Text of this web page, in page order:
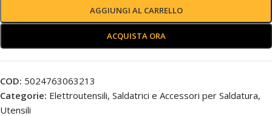
AGGIUNGI AL CARRELLO
ACQUISTA ORA
COD: 5024763063213
Categorie: Elettroutensili, Saldatrici e Accessori per Saldatura,
Utensili